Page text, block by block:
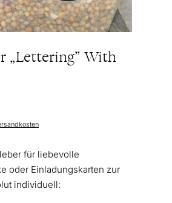
„Lettering” With
für liebevolle
oder Einladungskarten zur
individuell: